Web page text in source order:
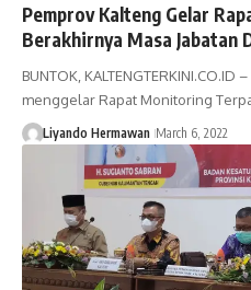
Pemprov Kalteng Gelar
Berakhirnya Masa Jabatan
BUNTOK,
menggelar Rapat Monitoring
Liyando Hermawan March 6, 2022